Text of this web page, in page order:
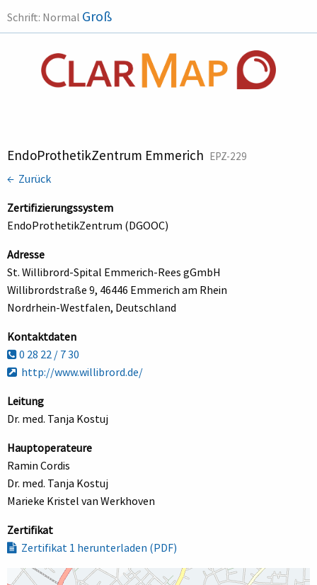
Schrift: Normal Groß
EndoProthetikZentrum Emmerich EPZ-229
← Zurück
Zertifizierungssystem
EndoProthetikZentrum (DGOOC)
Adresse
St. Willibrord-Spital Emmerich-Rees gGmbH
Willibrordstraße 9, 46446 Emmerich am Rhein
Nordrhein-Westfalen, Deutschland
Kontaktdaten
0 28 22 / 7 30
http://www.willibrord.de/
Leitung
Dr. med. Tanja Kostuj
Hauptoperateure
Ramin Cordis
Dr. med. Tanja Kostuj
Marieke Kristel van Werkhoven
Zertifikat
Zertifikat 1 herunterladen (PDF)